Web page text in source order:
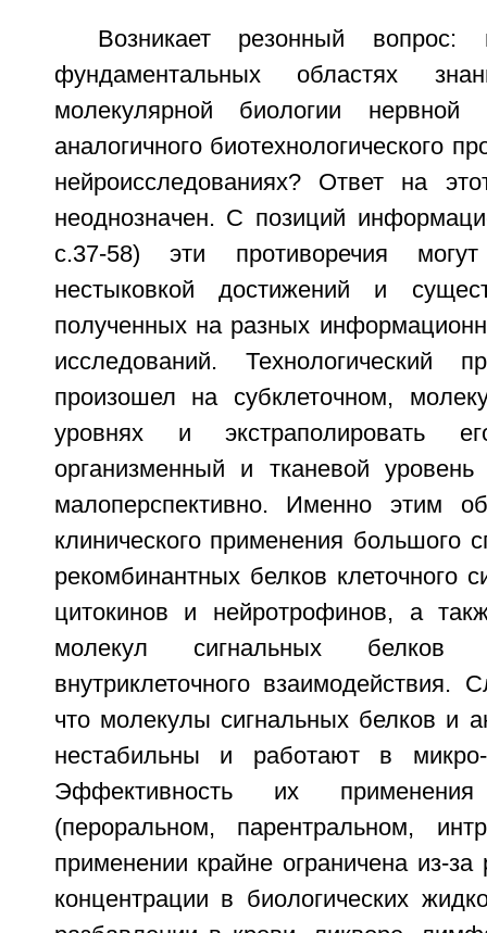
Возникает резонный
фундаментальных областях
молекулярной биологии
аналогичного биотехнологического
нейроисследованиях? Ответ на
неоднозначен. С позиций
с.37-58) эти противоречия
нестыковкой достижений и
полученных на разных
исследований. Технологический
произошел на субклеточном,
уровнях и экстраполировать
организменный и тканевой
малоперспективно. Именно этим
клинического применения большого
рекомбинантных белков клеточного
цитокинов и нейротрофинов, а
молекул сигнальных белков
внутриклеточного взаимодействия.
что молекулы сигнальных белков и
нестабильны и работают в
Эффективность их
(пероральном, парентральном,
применении крайне ограничена из-за
концентрации в биологических